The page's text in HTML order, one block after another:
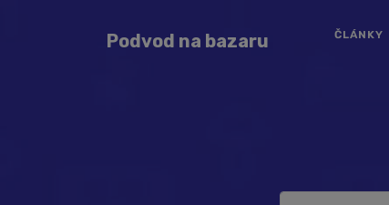
Podvod na bazaru ČLÁNKY